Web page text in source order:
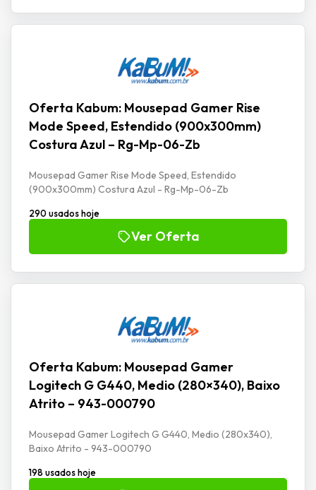
Oferta Kabum: Mousepad Gamer Rise
Mode Speed, Estendido (900x300mm)
Costura Azul – Rg-Mp-06-Zb
Mousepad Gamer Rise Mode Speed, Estendido
(900x300mm) Costura Azul - Rg-Mp-06-Zb
290 usados hoje
Ver Oferta
Oferta Kabum: Mousepad Gamer
Logitech G G440, Medio (280×340), Baixo
Atrito – 943-000790
Mousepad Gamer Logitech G G440, Medio (280x340),
Baixo Atrito - 943-000790
198 usados hoje